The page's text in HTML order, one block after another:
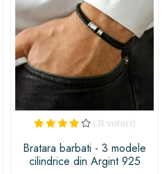
(31 voturi)
Bratara barbati - 3 modele
cilindrice din Argint 925